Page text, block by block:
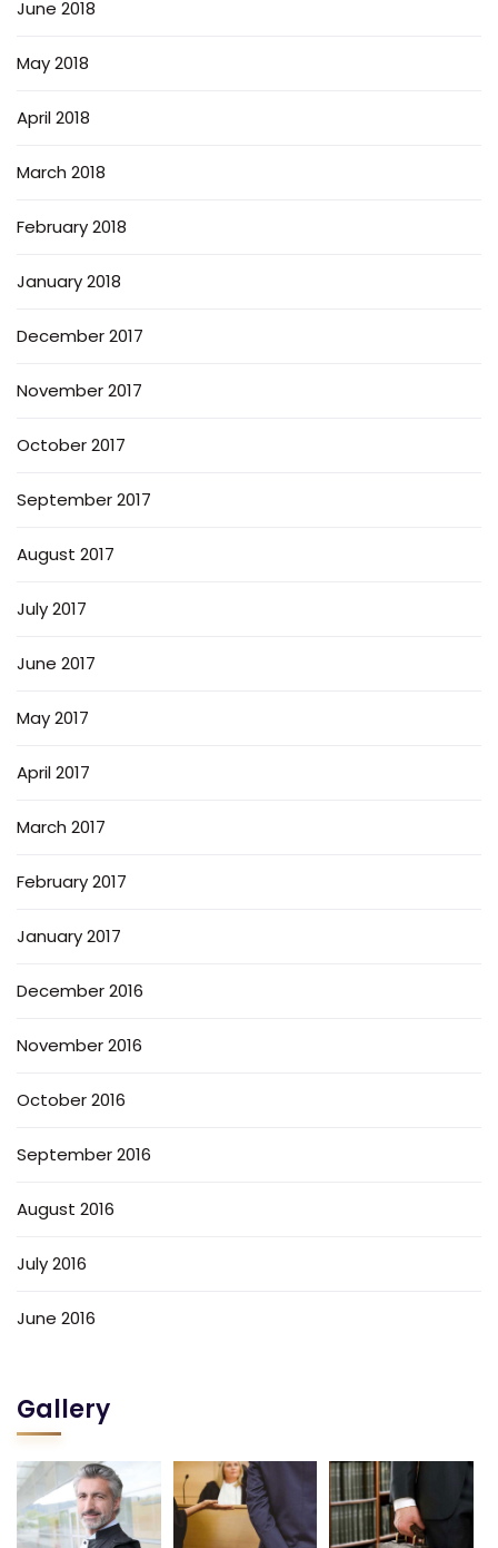
June 2018
May 2018
April 2018
March 2018
February 2018
January 2018
December 2017
November 2017
October 2017
September 2017
August 2017
July 2017
June 2017
May 2017
April 2017
March 2017
February 2017
January 2017
December 2016
November 2016
October 2016
September 2016
August 2016
July 2016
June 2016
Gallery